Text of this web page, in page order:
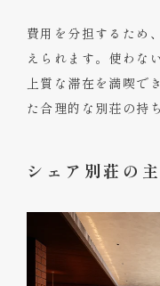
費用を分担するため
えられます。使わな
上質な滞在を満喫で
た合理的な別荘の持
シェア別荘の